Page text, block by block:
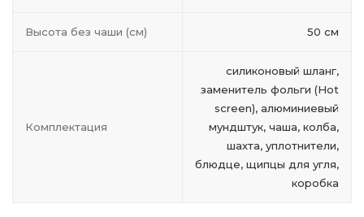
Высота без чаши (см) 50 см
Комплектация
силиконовый шланг,
заменитель фольги (Hot
screen), алюминиевый
мундштук, чаша, колба,
шахта, уплотнители,
блюдце, щипцы для угля,
коробка